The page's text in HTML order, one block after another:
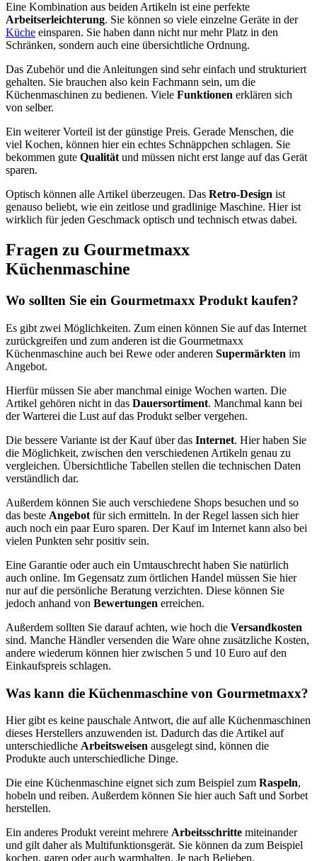
Eine Kombination aus beiden Artikeln ist eine perfekte
Arbeitserleichterung. Sie können so viele einzelne Geräte in der
Küche einsparen. Sie haben dann nicht nur mehr Platz in den
Schränken, sondern auch eine übersichtliche Ordnung.
Das Zubehör und die Anleitungen sind sehr einfach und strukturiert
gehalten. Sie brauchen also kein Fachmann sein, um die
Küchenmaschinen zu bedienen. Viele Funktionen erklären sich
von selber.
Ein weiterer Vorteil ist der günstige Preis. Gerade Menschen, die
viel Kochen, können hier ein echtes Schnäppchen schlagen. Sie
bekommen gute Qualität und müssen nicht erst lange auf das Gerät
sparen.
Optisch können alle Artikel überzeugen. Das Retro-Design ist
genauso beliebt, wie ein zeitlose und gradlinige Maschine. Hier ist
wirklich für jeden Geschmack optisch und technisch etwas dabei.
Fragen zu Gourmetmaxx
Küchenmaschine
Wo sollten Sie ein Gourmetmaxx Produkt kaufen?
Es gibt zwei Möglichkeiten. Zum einen können Sie auf das Internet
zurückgreifen und zum anderen ist die Gourmetmaxx
Küchenmaschine auch bei Rewe oder anderen Supermärkten im
Angebot.
Hierfür müssen Sie aber manchmal einige Wochen warten. Die
Artikel gehören nicht in das Dauersortiment. Manchmal kann bei
der Warterei die Lust auf das Produkt selber vergehen.
Die bessere Variante ist der Kauf über das Internet. Hier haben Sie
die Möglichkeit, zwischen den verschiedenen Artikeln genau zu
vergleichen. Übersichtliche Tabellen stellen die technischen Daten
verständlich dar.
Außerdem können Sie auch verschiedene Shops besuchen und so
das beste Angebot für sich ermitteln. In der Regel lassen sich hier
auch noch ein paar Euro sparen. Der Kauf im Internet kann also bei
vielen Punkten sehr positiv sein.
Eine Garantie oder auch ein Umtauschrecht haben Sie natürlich
auch online. Im Gegensatz zum örtlichen Handel müssen Sie hier
nur auf die persönliche Beratung verzichten. Diese können Sie
jedoch anhand von Bewertungen erreichen.
Außerdem sollten Sie darauf achten, wie hoch die Versandkosten
sind. Manche Händler versenden die Ware ohne zusätzliche Kosten,
andere wiederum können hier zwischen 5 und 10 Euro auf den
Einkaufspreis schlagen.
Was kann die Küchenmaschine von Gourmetmaxx?
Hier gibt es keine pauschale Antwort, die auf alle Küchenmaschinen
dieses Herstellers anzuwenden ist. Dadurch das die Artikel auf
unterschiedliche Arbeitsweisen ausgelegt sind, können die
Produkte auch unterschiedliche Dinge.
Die eine Küchenmaschine eignet sich zum Beispiel zum Raspeln,
hobeln und reiben. Außerdem können Sie hier auch Saft und Sorbet
herstellen.
Ein anderes Produkt vereint mehrere Arbeitsschritte miteinander
und gilt daher als Multifunktionsgerät. Sie können da zum Beispiel
kochen, garen oder auch warmhalten. Je nach Belieben.